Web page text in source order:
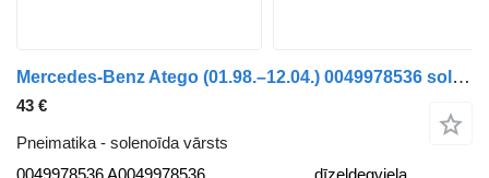
Mercedes-Benz Atego (01.98.–12.04.) 0049978536 solenoīda vārsts paredzēts Mercedes-Benz Atego, Atego 2, Atego 3 (1996-) kravas automašīnas
43 €
Pneimatika - solenoīda vārsts
0049978536 A0049978536
dīzeļdegviela